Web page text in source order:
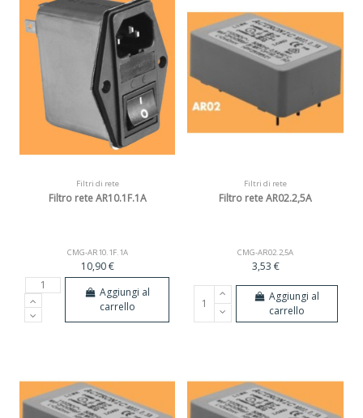
Filtri di rete
Filtro rete AR10.1F.1A
CMG-AR10.1F.1A
10,90 €
Aggiungi al
carrello
Filtri di rete
Filtro rete AR02.2,5A
CMG-AR02.2,5A
3,53 €
Aggiungi al
carrello